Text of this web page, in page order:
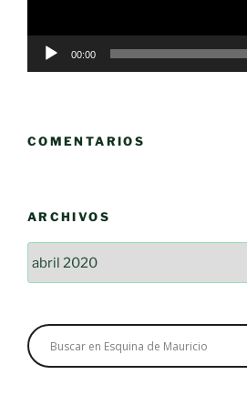
00:00
COMENTARIOS
ARCHIVOS